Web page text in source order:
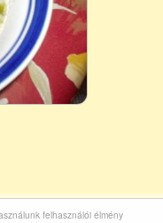
felhasználói élmény